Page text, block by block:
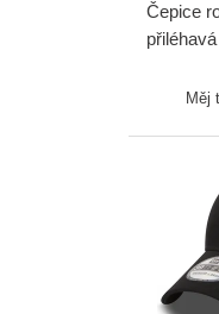
Čepice
Los
New Era
Měj